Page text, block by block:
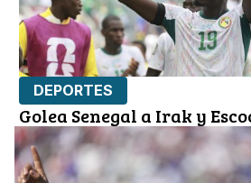
DEPORTES
Golea Senegal a Irak y